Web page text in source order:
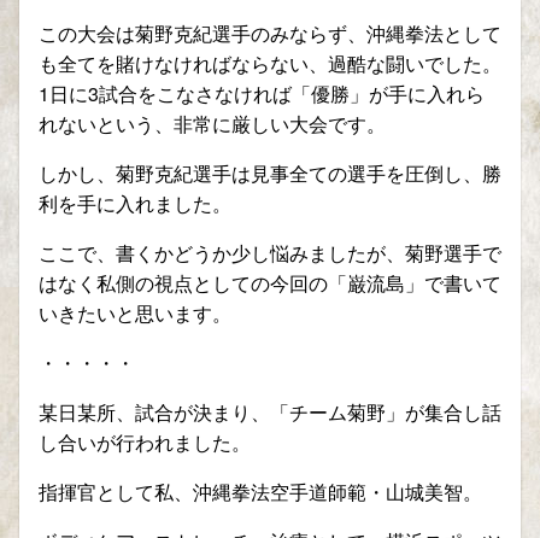
この大会は菊野克紀選手のみならず、沖縄拳法として
も全てを賭けなければならない、過酷な闘いでした。
1日に3試合をこなさなければ「優勝」が手に入れら
れないという、非常に厳しい大会です。
しかし、菊野克紀選手は見事全ての選手を圧倒し、勝
利を手に入れました。
ここで、書くかどうか少し悩みましたが、菊野選手で
はなく私側の視点としての今回の「巌流島」で書いて
いきたいと思います。
・・・・・
某日某所、試合が決まり、「チーム菊野」が集合し話
し合いが行われました。
指揮官として私、沖縄拳法空手道師範・山城美智。